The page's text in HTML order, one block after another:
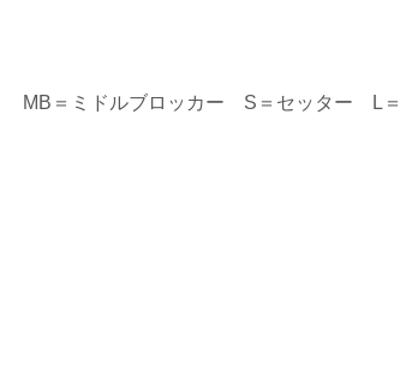
MB＝ミドルブロッカー S＝セッター L＝